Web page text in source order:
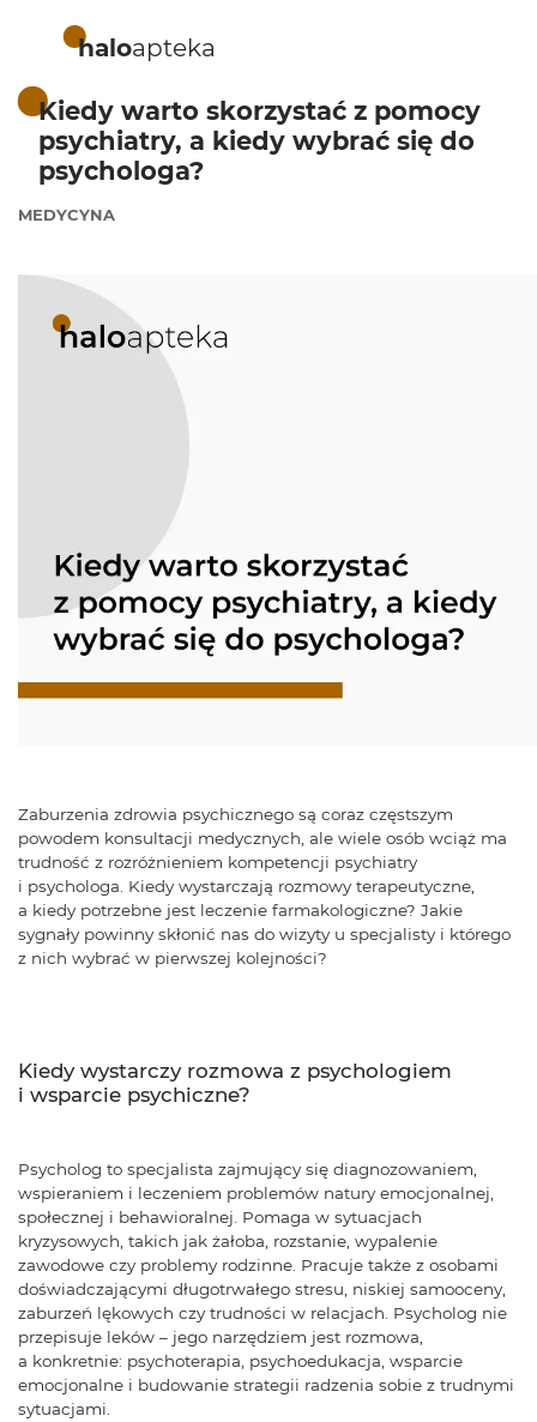
haloapteka
Kiedy warto skorzystać z pomocy
psychiatry, a kiedy wybrać się do
psychologa?
MEDYCYNA
Zaburzenia zdrowia psychicznego są coraz częstszym
powodem konsultacji medycznych, ale wiele osób wciąż ma
trudność z rozróżnieniem kompetencji psychiatry
i psychologa. Kiedy wystarczają rozmowy terapeutyczne,
a kiedy potrzebne jest leczenie farmakologiczne? Jakie
sygnały powinny skłonić nas do wizyty u specjalisty i którego
z nich wybrać w pierwszej kolejności?
Kiedy wystarczy rozmowa z psychologiem
i wsparcie psychiczne?
Psycholog to specjalista zajmujący się diagnozowaniem,
wspieraniem i leczeniem problemów natury emocjonalnej,
społecznej i behawioralnej. Pomaga w sytuacjach
kryzysowych, takich jak żałoba, rozstanie, wypalenie
zawodowe czy problemy rodzinne. Pracuje także z osobami
doświadczającymi długotrwałego stresu, niskiej samooceny,
zaburzeń lękowych czy trudności w relacjach. Psycholog nie
przepisuje leków – jego narzędziem jest rozmowa,
a konkretnie: psychoterapia, psychoedukacja, wsparcie
emocjonalne i budowanie strategii radzenia sobie z trudnymi
sytuacjami.